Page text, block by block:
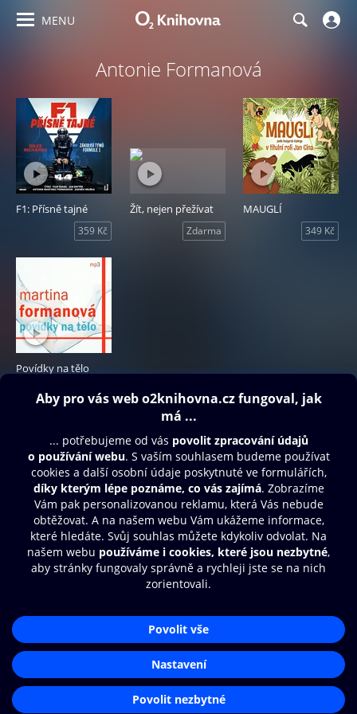
MENU
Antonie Formanová
F1: Přísně tajné
359 Kč
Žít, nejen přežívat
Zdarma
MAUGLÍ
349 Kč
Povídky na tělo
290 Kč
Obsah ke stažení
Moje O2 Knihovna
Další zábava
© O2 Czech Republic a.s.
Přístupnost
Zásady zpracování osobních údajů
Nastavení cookies
Aplikace O2 Knihovna
Čti a poslouchej své e-knihy a
audioknihy rychleji a pohodlněji.